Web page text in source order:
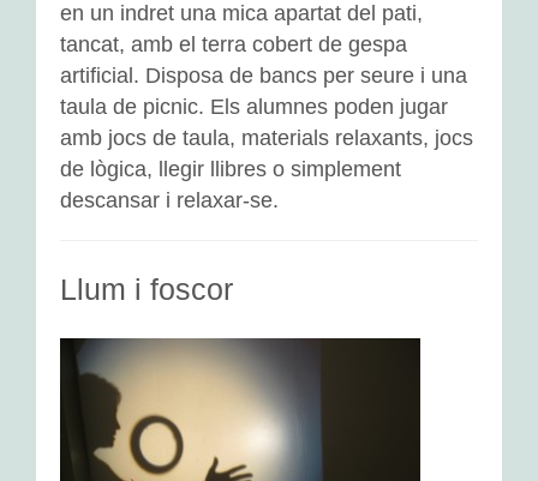
Música
Anglès
Biblioteca
L’hort
Psicomotricitat
Altres espais
en un indret una mica apartat del pati,
tancat, amb el terra cobert de gespa
artificial. Disposa de bancs per seure i una
taula de picnic. Els alumnes poden jugar
amb jocs de taula, materials relaxants, jocs
de lògica, llegir llibres o simplement
descansar i relaxar-se.
Llum i foscor